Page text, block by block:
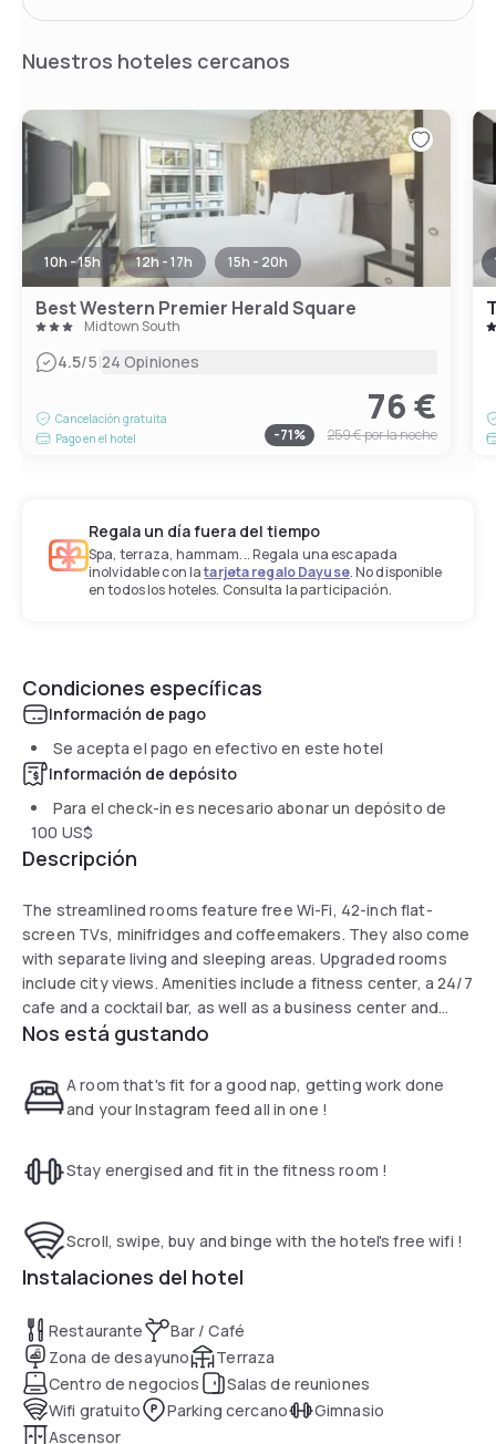
Nuestros hoteles cercanos
10h - 15h 12h - 17h 15h - 20h
Best Western Premier Herald Square
Midtown South
4.5/5|24 Opiniones
Cancelación gratuita
Pago en el hotel
76 €
-71% 259 €por la noche
Regala un día fuera del tiempo
Spa, terraza, hammam... Regala una escapada
inolvidable con latarjeta regalo Dayuse. No disponible
en todos los hoteles. Consulta la participación.
Condiciones específicas
Información de pago
Se acepta el pago en efectivo en este hotel
Información de depósito
Para el check-in es necesario abonar un depósito de
100 US$
Descripción
The streamlined rooms feature free Wi-Fi, 42-inch flat-
screen TVs, minifridges and coffeemakers. They also come
with separate living and sleeping areas. Upgraded rooms
include city views. Amenities include a fitness center, a 24/7
cafe and a cocktail bar, as well as a business center and
meeting rooms.
Nos está gustando
A room that's fit for a good nap, getting work done
and your Instagram feed all in one !
Stay energised and fit in the fitness room !
Scroll, swipe, buy and binge with the hotel's free wifi !
Instalaciones del hotel
Restaurante
Bar / Café
Zona de desayuno
Terraza
Centro de negocios
Salas de reuniones
Wifi gratuito
Parking cercano
Gimnasio
Ascensor